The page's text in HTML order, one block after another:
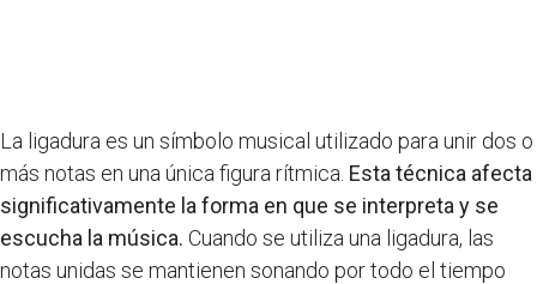
La ligadura es un símbolo musical utilizado para unir dos o
más notas en una única figura rítmica. Esta técnica afecta
significativamente la forma en que se interpreta y se
escucha la música. Cuando se utiliza una ligadura, las
notas unidas se mantienen sonando por todo el tiempo